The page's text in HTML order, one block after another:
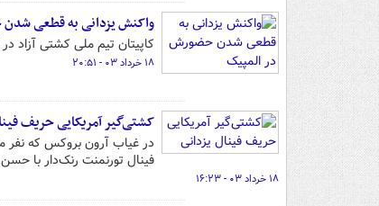
واکنش یزدانی به قطعی
کاپیتان تیم ملی کشتی آزاد
۱۸ خرداد ۰۳ - ۲۰:۵۱
کشتی‌گیر آمریکایی حریف
فینال تورنمنت رنک‌دار با
۱۸ خرداد ۰۳ - ۱۶:۲۳